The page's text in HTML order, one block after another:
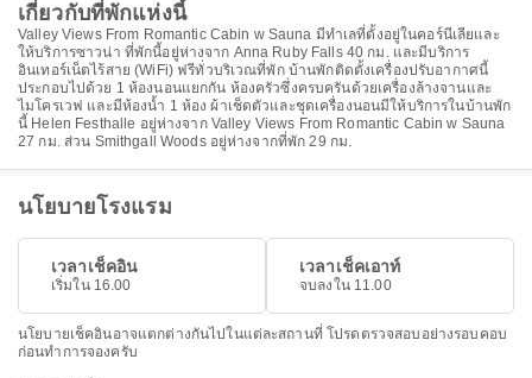
เกี่ยวกับที่พักแห่งนี้
Valley Views From Romantic Cabin w Sauna มีทำเลที่ตั้งอยู่ในคอร์นีเลียและ
ให้บริการซาวน่า ที่พักนี้อยู่ห่างจาก Anna Ruby Falls 40 กม. และมีบริการ
อินเทอร์เน็ตไร้สาย (WiFi) ฟรีทั่วบริเวณที่พัก บ้านพักติดตั้งเครื่องปรับอากาศนี้
ประกอบไปด้วย 1 ห้องนอนแยกกัน ห้องครัวซึ่งครบครันด้วยเครื่องล้างจานและ
ไมโครเวฟ และมีห้องน้ำ 1 ห้อง ผ้าเช็ดตัวและชุดเครื่องนอนมีให้บริการในบ้านพัก
นี้ Helen Festhalle อยู่ห่างจาก Valley Views From Romantic Cabin w Sauna
27 กม. ส่วน Smithgall Woods อยู่ห่างจากที่พัก 29 กม.
นโยบายโรงแรม
เวลาเช็คอิน
เริ่มใน 16.00
เวลาเช็คเอาท์
จบลงใน 11.00
นโยบายเช็คอินอาจแตกต่างกันไปในแต่ละสถานที่ โปรดตรวจสอบอย่างรอบคอบ
ก่อนทำการจองครับ